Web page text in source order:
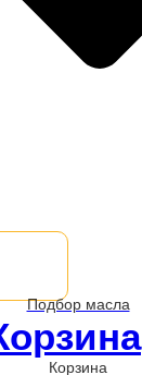
Подбор масла
Корзина